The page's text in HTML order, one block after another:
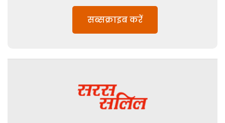
सब्सक्राइब करें